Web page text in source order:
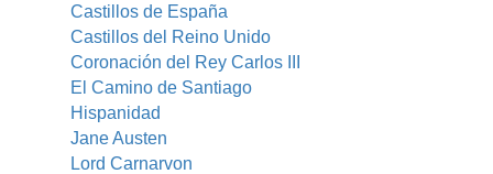
Castillos de España
Castillos del Reino Unido
Coronación del Rey Carlos III
El Camino de Santiago
Hispanidad
Jane Austen
Lord Carnarvon